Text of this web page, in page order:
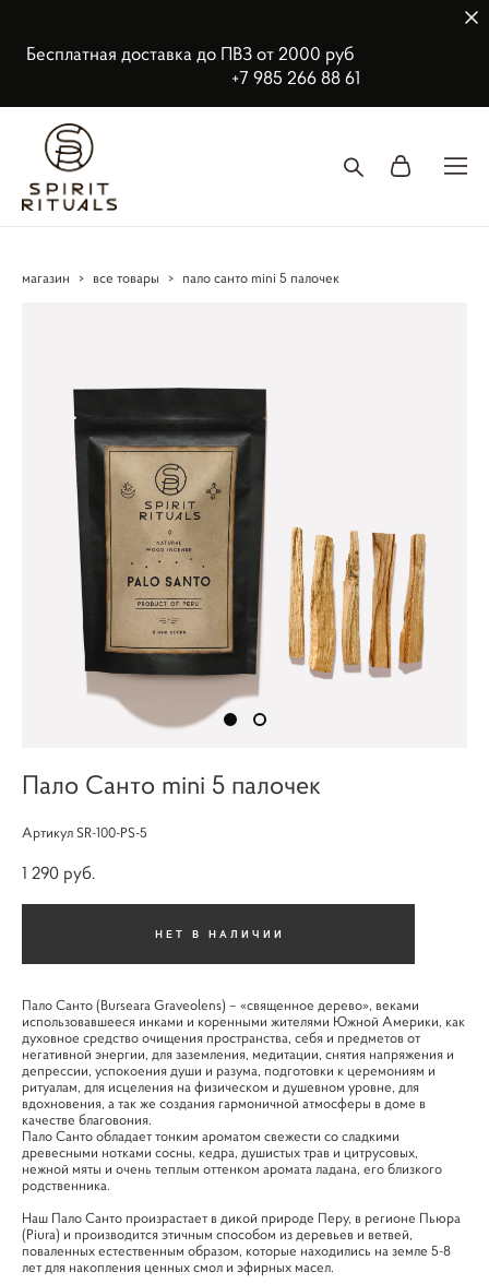
Бесплатная доставка до ПВЗ от 2000 руб
+7 985 266 88 61
магазин > все товары > пало санто mini 5 палочек
Пало Санто mini 5 палочек
Артикул SR-100-PS-5
1 290 pуб.
НЕТ В НАЛИЧИИ
Пало Санто (Burseara Graveolens) – «священное дерево», веками
использовавшееся инками и коренными жителями Южной Америки, как
духовное средство очищения пространства, себя и предметов от
негативной энергии, для заземления, медитации, снятия напряжения и
депрессии, успокоения души и разума, подготовки к церемониям и
ритуалам, для исцеления на физическом и душевном уровне, для
вдохновения, а так же создания гармоничной атмосферы в доме в
качестве благовония.
Пало Санто обладает тонким ароматом свежести со сладкими
древесными нотками сосны, кедра, душистых трав и цитрусовых,
нежной мяты и очень теплым оттенком аромата ладана, его близкого
родственника.
Наш Пало Санто произрастает в дикой природе Перу, в регионе Пьюра
(Piura) и производится этичным способом из деревьев и ветвей,
поваленных естественным образом, которые находились на земле 5-8
лет для накопления ценных смол и эфирных масел.